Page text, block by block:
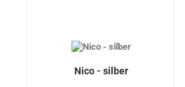
Nico - silber